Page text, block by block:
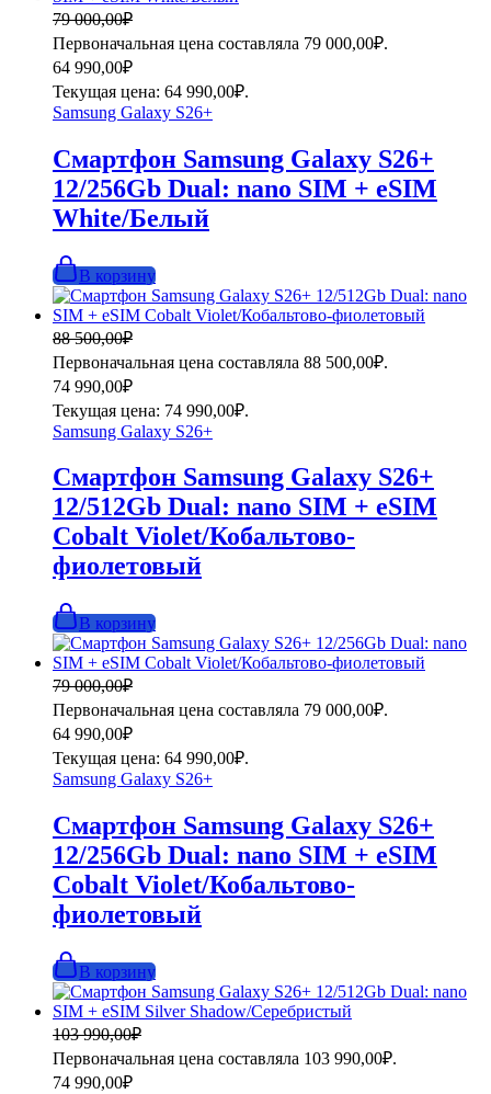
79 000,00₽
Первоначальная цена составляла 79 000,00₽.
64 990,00₽
Текущая цена: 64 990,00₽.
Samsung Galaxy S26+
Смартфон Samsung Galaxy S26+
12/256Gb Dual: nano SIM + eSIM
White/Белый
В корзину
88 500,00₽
Первоначальная цена составляла 88 500,00₽.
74 990,00₽
Текущая цена: 74 990,00₽.
Samsung Galaxy S26+
Смартфон Samsung Galaxy S26+
12/512Gb Dual: nano SIM + eSIM
Cobalt Violet/Кобальтово-
фиолетовый
В корзину
79 000,00₽
Первоначальная цена составляла 79 000,00₽.
64 990,00₽
Текущая цена: 64 990,00₽.
Samsung Galaxy S26+
Смартфон Samsung Galaxy S26+
12/256Gb Dual: nano SIM + eSIM
Cobalt Violet/Кобальтово-
фиолетовый
В корзину
103 990,00₽
Первоначальная цена составляла 103 990,00₽.
74 990,00₽